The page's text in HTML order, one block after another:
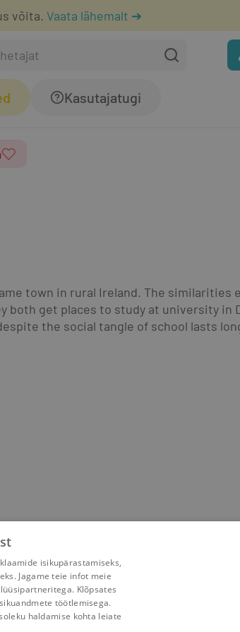
võita. Vaata lähemalt ➔
Kasutajatugi
town in rural Ireland. The similarities
get places to study at university in
the social tangle of school lasts
isikupärastamiseks,
Jagame teie infot meie
Klõpsates
töötlemisega.
haldamise kohta leiate